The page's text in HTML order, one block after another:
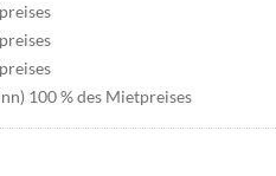
100 % des Mietpreises